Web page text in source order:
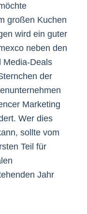
großen Kuchen
wird ein guter
neben den
Media-Deals
der
Marketing
Wer dies
sollte vom
Teil für
Jahr